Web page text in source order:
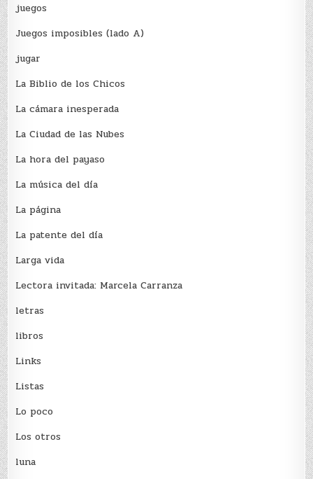
juegos
Juegos imposibles (lado A)
jugar
La Biblio de los Chicos
La cámara inesperada
La Ciudad de las Nubes
La hora del payaso
La música del día
La página
La patente del día
Larga vida
Lectora invitada: Marcela Carranza
letras
libros
Links
Listas
Lo poco
Los otros
luna